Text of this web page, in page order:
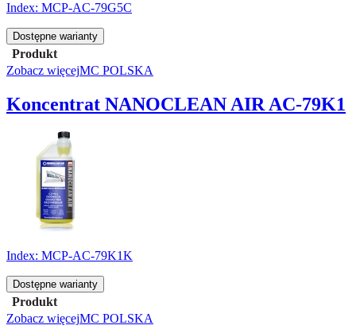
Index: MCP-AC-79G5C
Dostępne warianty
Produkt
Zobacz więcejMC POLSKA
Koncentrat NANOCLEAN AIR AC-79K1
Index: MCP-AC-79K1K
Dostępne warianty
Produkt
Zobacz więcejMC POLSKA